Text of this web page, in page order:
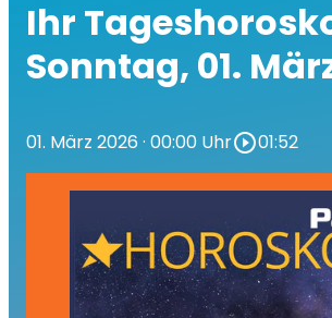
Ihr
Sonntag, 01.
01. März 2026 · 00:00 Uhrplay_circle_outline01:52